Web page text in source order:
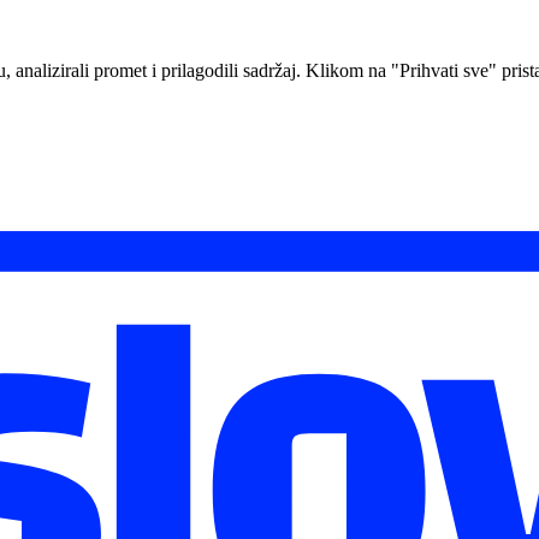
analizirali promet i prilagodili sadržaj. Klikom na "Prihvati sve"